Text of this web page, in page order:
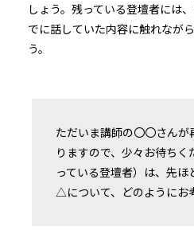
しょう。残っている登壇者には
でに話していた内容に触れなが
う。
ただいま講師の〇〇さん
りますので、少々お待ち
っている登壇者）は、先
△について、どのようにお